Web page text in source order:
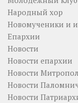
Народный хор
Новомученики и
Епархии
Новости
Новости епархии
Новости
Новости
Новости